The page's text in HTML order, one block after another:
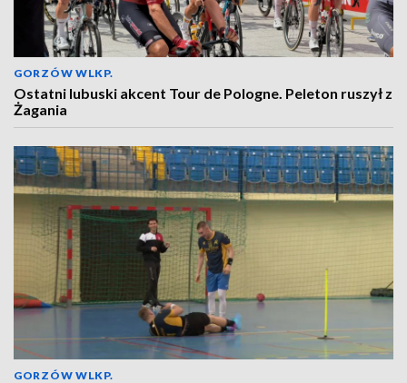
GORZÓW WLKP.
Ostatni lubuski akcent Tour de Pologne. Peleton ruszył z
Żagania
GORZÓW WLKP.